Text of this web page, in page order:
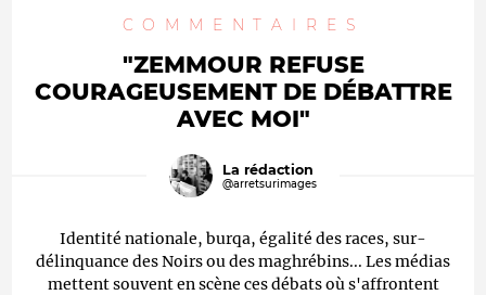
COMMENTAIRES
"ZEMMOUR REFUSE
COURAGEUSEMENT DE DÉBATTRE
AVEC MOI"
La rédaction
@arretsurimages
Identité nationale, burqa, égalité des races, sur-
délinquance des Noirs ou des maghrébins... Les médias
mettent souvent en scène ces débats où s'affrontent